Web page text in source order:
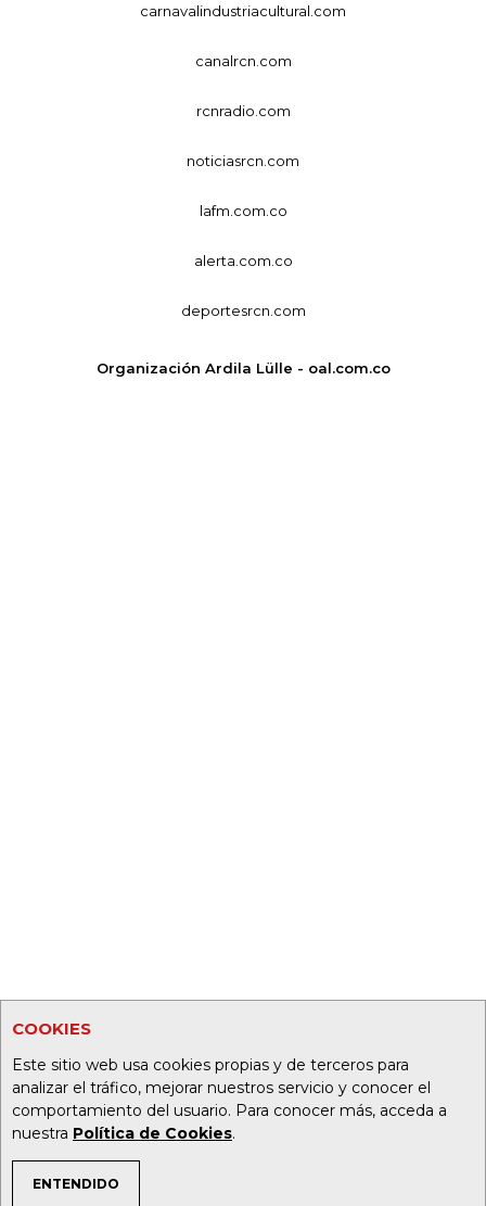
COOKIES
Este sitio web usa cookies propias y de terceros para
analizar el tráfico, mejorar nuestros servicio y conocer el
comportamiento del usuario. Para conocer más, acceda a
nuestra Política de Cookies.
ENTENDIDO
carnavalindustriacultural.com
canalrcn.com
rcnradio.com
noticiasrcn.com
lafm.com.co
alerta.com.co
deportesrcn.com
Organización Ardila Lülle - oal.com.co